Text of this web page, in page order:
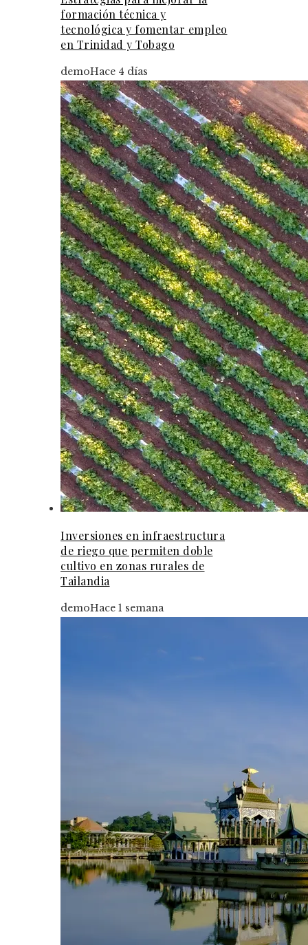
formación técnica y
tecnológica y fomentar empleo
en Trinidad y Tobago
demoHace 4 días
Inversiones en infraestructura
de riego que permiten doble
cultivo en zonas rurales de
Tailandia
demoHace 1 semana